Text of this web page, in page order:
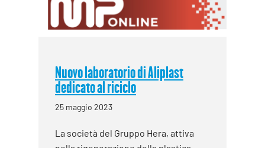
Nuovo laboratorio di Aliplast
dedicato al riciclo
25 maggio 2023
La società del Gruppo Hera, attiva